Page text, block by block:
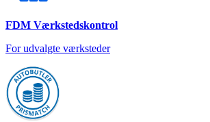
FDM Værkstedskontrol
For udvalgte værksteder